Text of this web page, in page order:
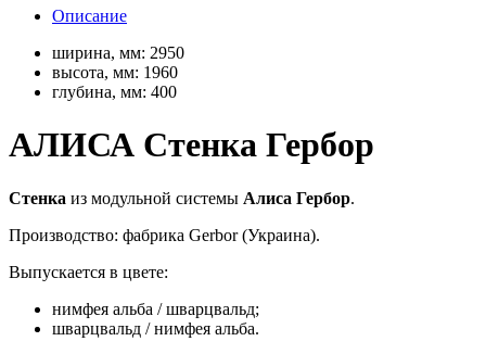
Описание
ширина, мм: 2950
высота, мм: 1960
глубина, мм: 400
АЛИСА Стенка Гербор
Стенка из модульной системы Алиса Гербор.
Производство: фабрика Gerbor (Украина).
Выпускается в цвете:
нимфея альба / шварцвальд;
шварцвальд / нимфея альба.